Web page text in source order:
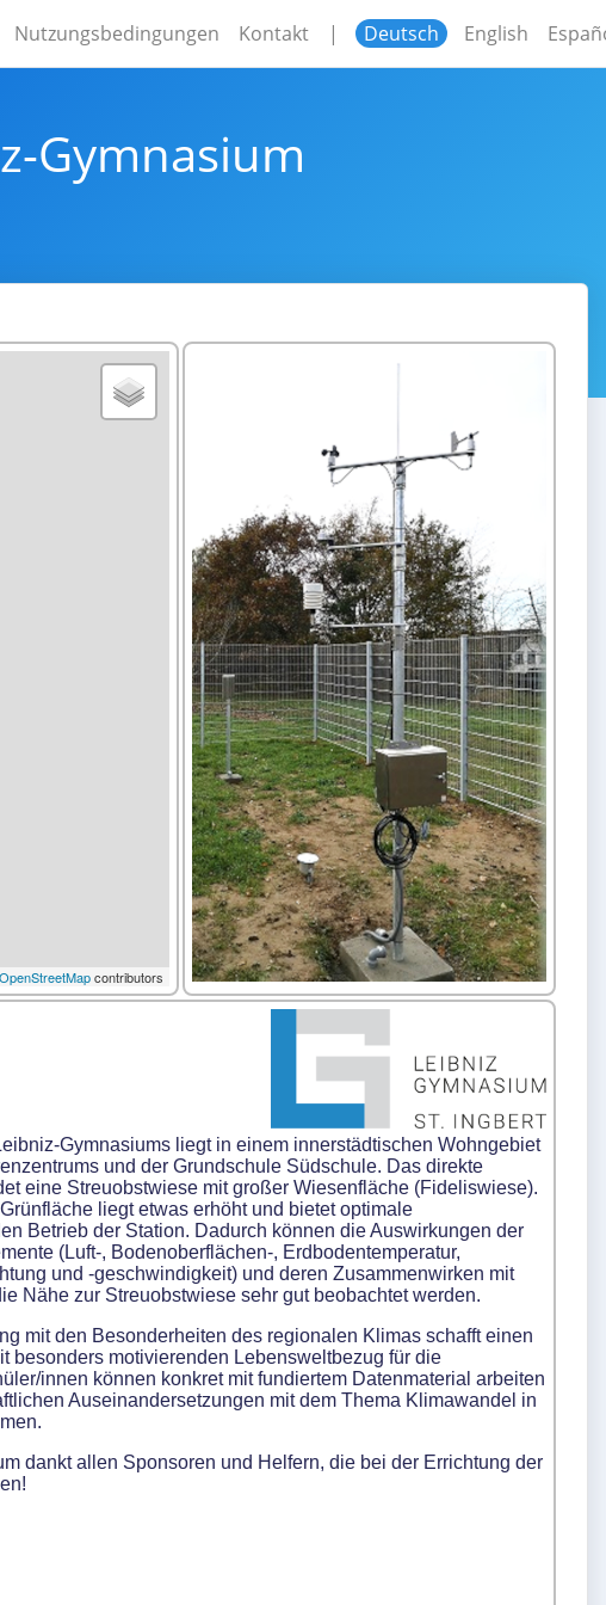
Nutzungsbedingungen Kontakt | Deutsch English
Gymnasium
OpenStreetMapcontributors
Gymnasiums liegt in einem innerstädtischen Wohngebiet
und der Grundschule Südschule. Das direkte
eine Streuobstwiese mit großer Wiesenfläche (Fideliswiese).
liegt etwas erhöht und bietet optimale
Betrieb der Station. Dadurch können die Auswirkungen der
(Luft-, Bodenoberflächen-, Erdbodentemperatur,
und -geschwindigkeit) und deren Zusammenwirken mit
Nähe zur Streuobstwiese sehr gut beobachtet werden.
mit den Besonderheiten des regionalen Klimas schafft einen
besonders motivierenden Lebensweltbezug für die
innen können konkret mit fundiertem Datenmaterial arbeiten
Auseinandersetzungen mit dem Thema Klimawandel in
dankt allen Sponsoren und Helfern, die bei der Errichtung der